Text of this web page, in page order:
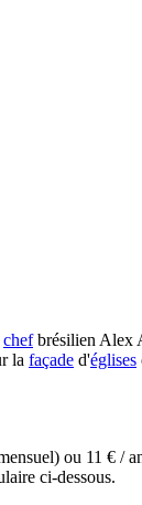
chefbrésilien Alex
la façade d'églises
ou 11 € /
ci-dessous.